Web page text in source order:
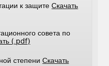
к защитеСкачать
совета по
(.pdf)
степениСкачать